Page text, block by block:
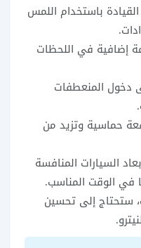
باستخدام اللمس
إضافية في اللحظات
دخول المنعطفات
حماسية وتزيد من
السيارات المنافسة
في الوقت المناسب.
ستحتاج إلى تحسين